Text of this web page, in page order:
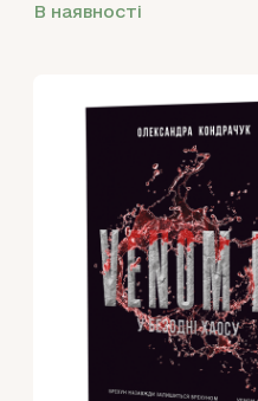
В наявності